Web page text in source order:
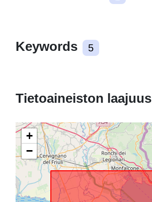
Keywords 5
Tietoaineiston laajuus
+
−